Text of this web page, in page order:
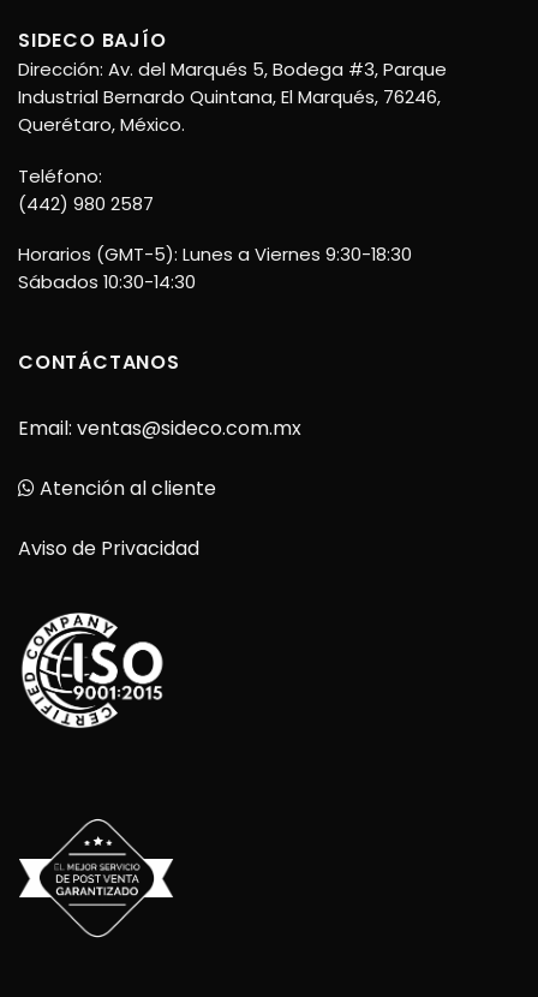
SIDECO BAJÍO
Dirección: Av. del Marqués 5, Bodega #3, Parque
Industrial Bernardo Quintana, El Marqués, 76246,
Querétaro, México.
Teléfono:
(442) 980 2587
Horarios (GMT-5): Lunes a Viernes 9:30-18:30
Sábados 10:30-14:30
CONTÁCTANOS
Email: ventas@sideco.com.mx
Atención al cliente
Aviso de Privacidad